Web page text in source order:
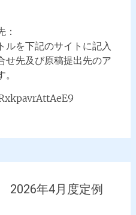
：
ルを下記のサイトに記入
せ先及び原稿提出先のア
2026年4月度定例